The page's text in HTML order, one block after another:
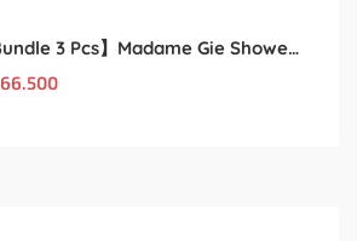
【Bundle 3 Pcs】Madame Gie Shower Glow – Solusi Perawatan Kulit dalam Satu Paket!
66.500